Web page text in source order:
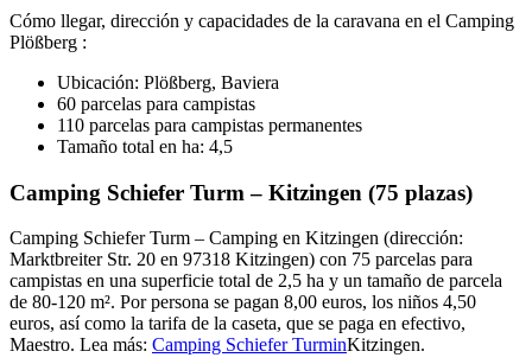
Cómo llegar, dirección y capacidades de la caravana en el Camping
Plößberg :
Ubicación: Plößberg, Baviera
60 parcelas para campistas
110 parcelas para campistas permanentes
Tamaño total en ha: 4,5
Camping Schiefer Turm – Kitzingen (75 plazas)
Camping Schiefer Turm – Camping en Kitzingen (dirección:
Marktbreiter Str. 20 en 97318 Kitzingen) con 75 parcelas para
campistas en una superficie total de 2,5 ha y un tamaño de parcela
de 80-120 m². Por persona se pagan 8,00 euros, los niños 4,50
euros, así como la tarifa de la caseta, que se paga en efectivo,
Maestro. Lea más: Camping Schiefer TurminKitzingen.